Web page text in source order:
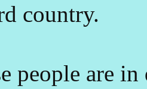
country.
people are